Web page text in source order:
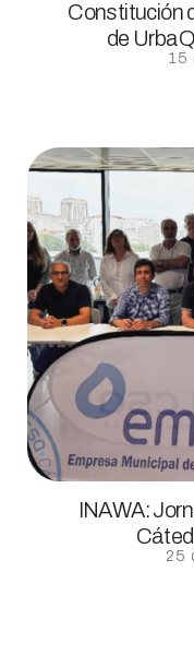
Constitución
de
15
INAWA:
25